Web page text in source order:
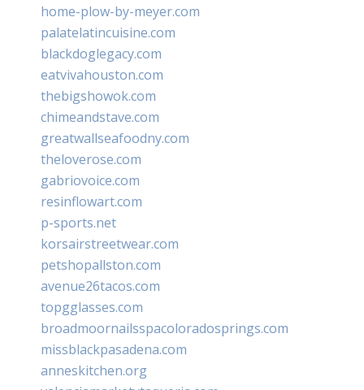
home-plow-by-meyer.com
palatelatincuisine.com
blackdoglegacy.com
eatvivahouston.com
thebigshowok.com
chimeandstave.com
greatwallseafoodny.com
theloverose.com
gabriovoice.com
resinflowart.com
p-sports.net
korsairstreetwear.com
petshopallston.com
avenue26tacos.com
topgglasses.com
broadmoornailsspacoloradosprings.com
missblackpasadena.com
anneskitchen.org